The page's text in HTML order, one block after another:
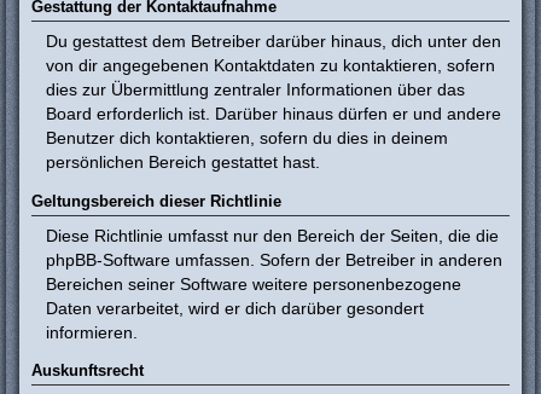
Gestattung der Kontaktaufnahme
Du gestattest dem Betreiber darüber hinaus, dich unter den
von dir angegebenen Kontaktdaten zu kontaktieren, sofern
dies zur Übermittlung zentraler Informationen über das
Board erforderlich ist. Darüber hinaus dürfen er und andere
Benutzer dich kontaktieren, sofern du dies in deinem
persönlichen Bereich gestattet hast.
Geltungsbereich dieser Richtlinie
Diese Richtlinie umfasst nur den Bereich der Seiten, die die
phpBB-Software umfassen. Sofern der Betreiber in anderen
Bereichen seiner Software weitere personenbezogene
Daten verarbeitet, wird er dich darüber gesondert
informieren.
Auskunftsrecht